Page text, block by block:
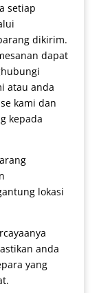
setiap
dikirim.
dapat
atau anda
kami dan
kepada
lokasi
anda
yang